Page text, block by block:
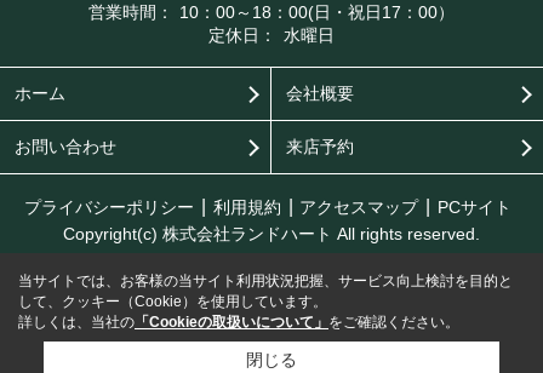
営業時間：
10：00～18：00(日・祝日17：00）
定休日：
水曜日
ホーム 会社概要
お問い合わせ 来店予約
プライバシーポリシー 利用規約 アクセスマップ
PCサイト
Copyright(c) 株式会社ランドハート All rights reserved.
当サイトでは、お客様の当サイト利用状況把握、サービス向上検討を目的と
して、クッキー（Cookie）を使用しています。
詳しくは、当社の 「Cookieの取扱いについて」 をご確認ください。
閉じる